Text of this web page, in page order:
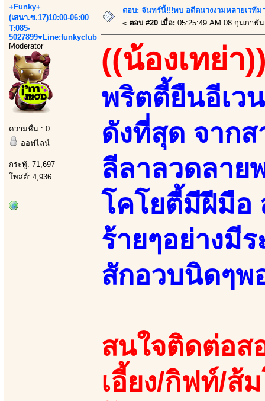
+Funky+
(เสนา.ซ.17)10:00-06:00
T:085-
5027899♥Line:funkyclub
Moderator
ความหื่น : 0
ออฟไลน์
กระทู้: 71,697
โพสต์: 4,936
ตอบ: จันทร์นี้!!!พบ อดีตนางงามหลายเวที
« ตอบ #20 เมื่อ: 05:25:49 AM 08 กุมภาพั
((น้องเทย่า
พริตตี้ยืนอีเว
ดังที่สุด จาก
ลีลาลวดลาย
โคโยตี้มีฝีมือ
ร้ายๆอย่างมี
สักอวบนิดๆพ
สนใจติดต่อส
เอี้ยง/กิฟท์/ส้